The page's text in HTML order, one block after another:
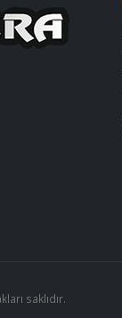
saklıdır.